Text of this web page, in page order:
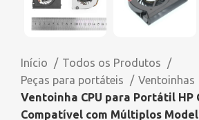
Início
Todos os Produtos
Peças para portáteis
Ventoinhas
Ventoinha CPU para Portátil HP
Compatível com Múltiplos